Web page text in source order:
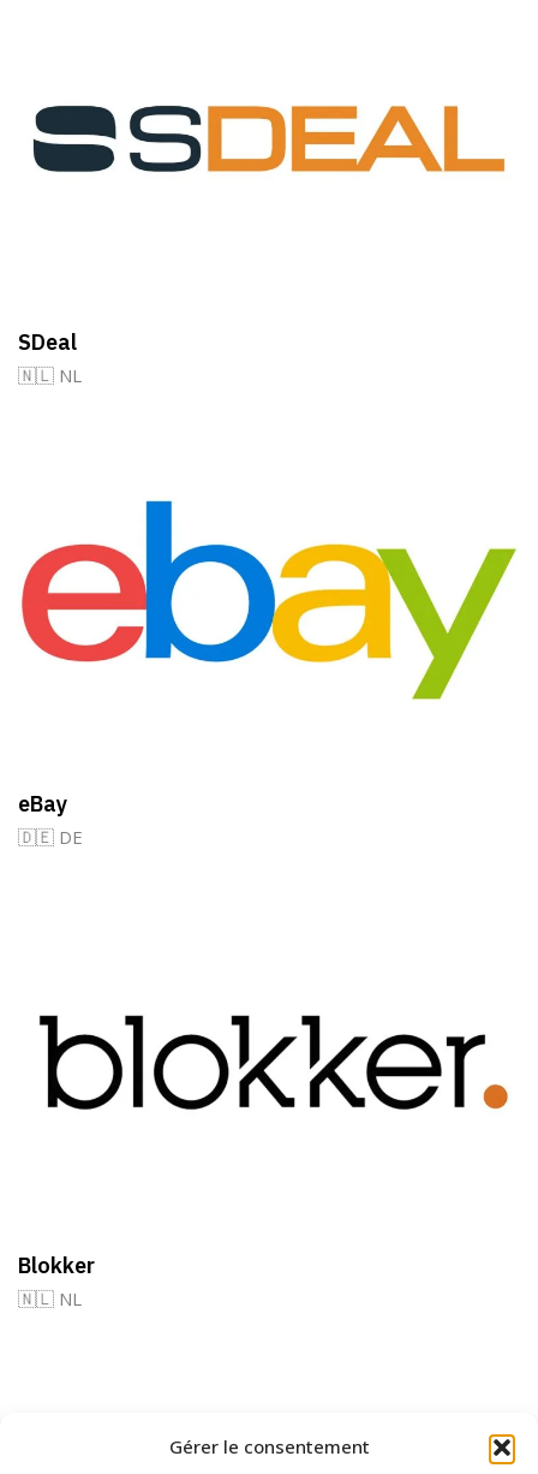
Gérer le consentement
SDeal
🇳🇱 NL
eBay
🇩🇪 DE
Blokker
🇳🇱 NL